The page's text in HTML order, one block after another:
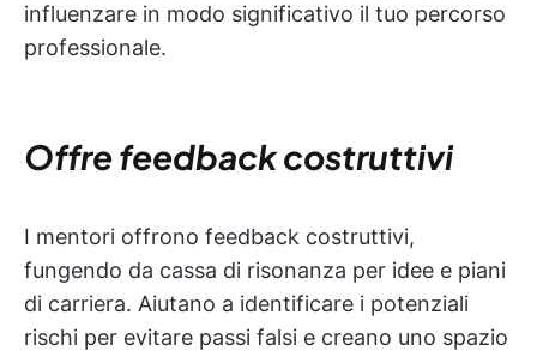
influenzare in modo significativo il tuo percorso
professionale.
Offre feedback costruttivi
I mentori offrono feedback costruttivi,
fungendo da cassa di risonanza per idee e piani
di carriera. Aiutano a identificare i potenziali
rischi per evitare passi falsi e creano uno spazio